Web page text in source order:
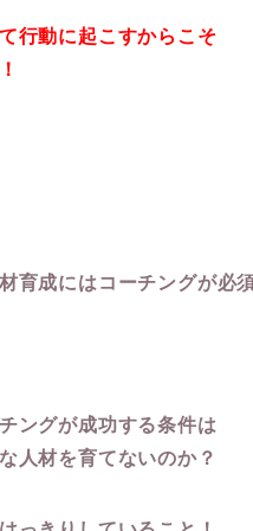
行動に起こすからこそ
育成にはコーチングが必
ングが成功する条件は
人材を育てないのか？